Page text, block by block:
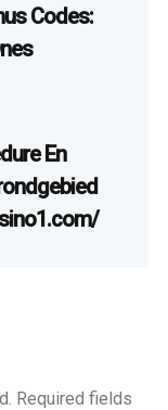
Codes:
En
Required fields